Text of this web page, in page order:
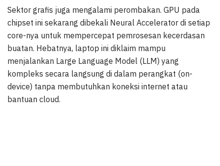
Sektor grafis juga mengalami perombakan. GPU pada
chipset ini sekarang dibekali Neural Accelerator di setiap
core-nya untuk mempercepat pemrosesan kecerdasan
buatan. Hebatnya, laptop ini diklaim mampu
menjalankan Large Language Model (LLM) yang
kompleks secara langsung di dalam perangkat (on-
device) tanpa membutuhkan koneksi internet atau
bantuan cloud.